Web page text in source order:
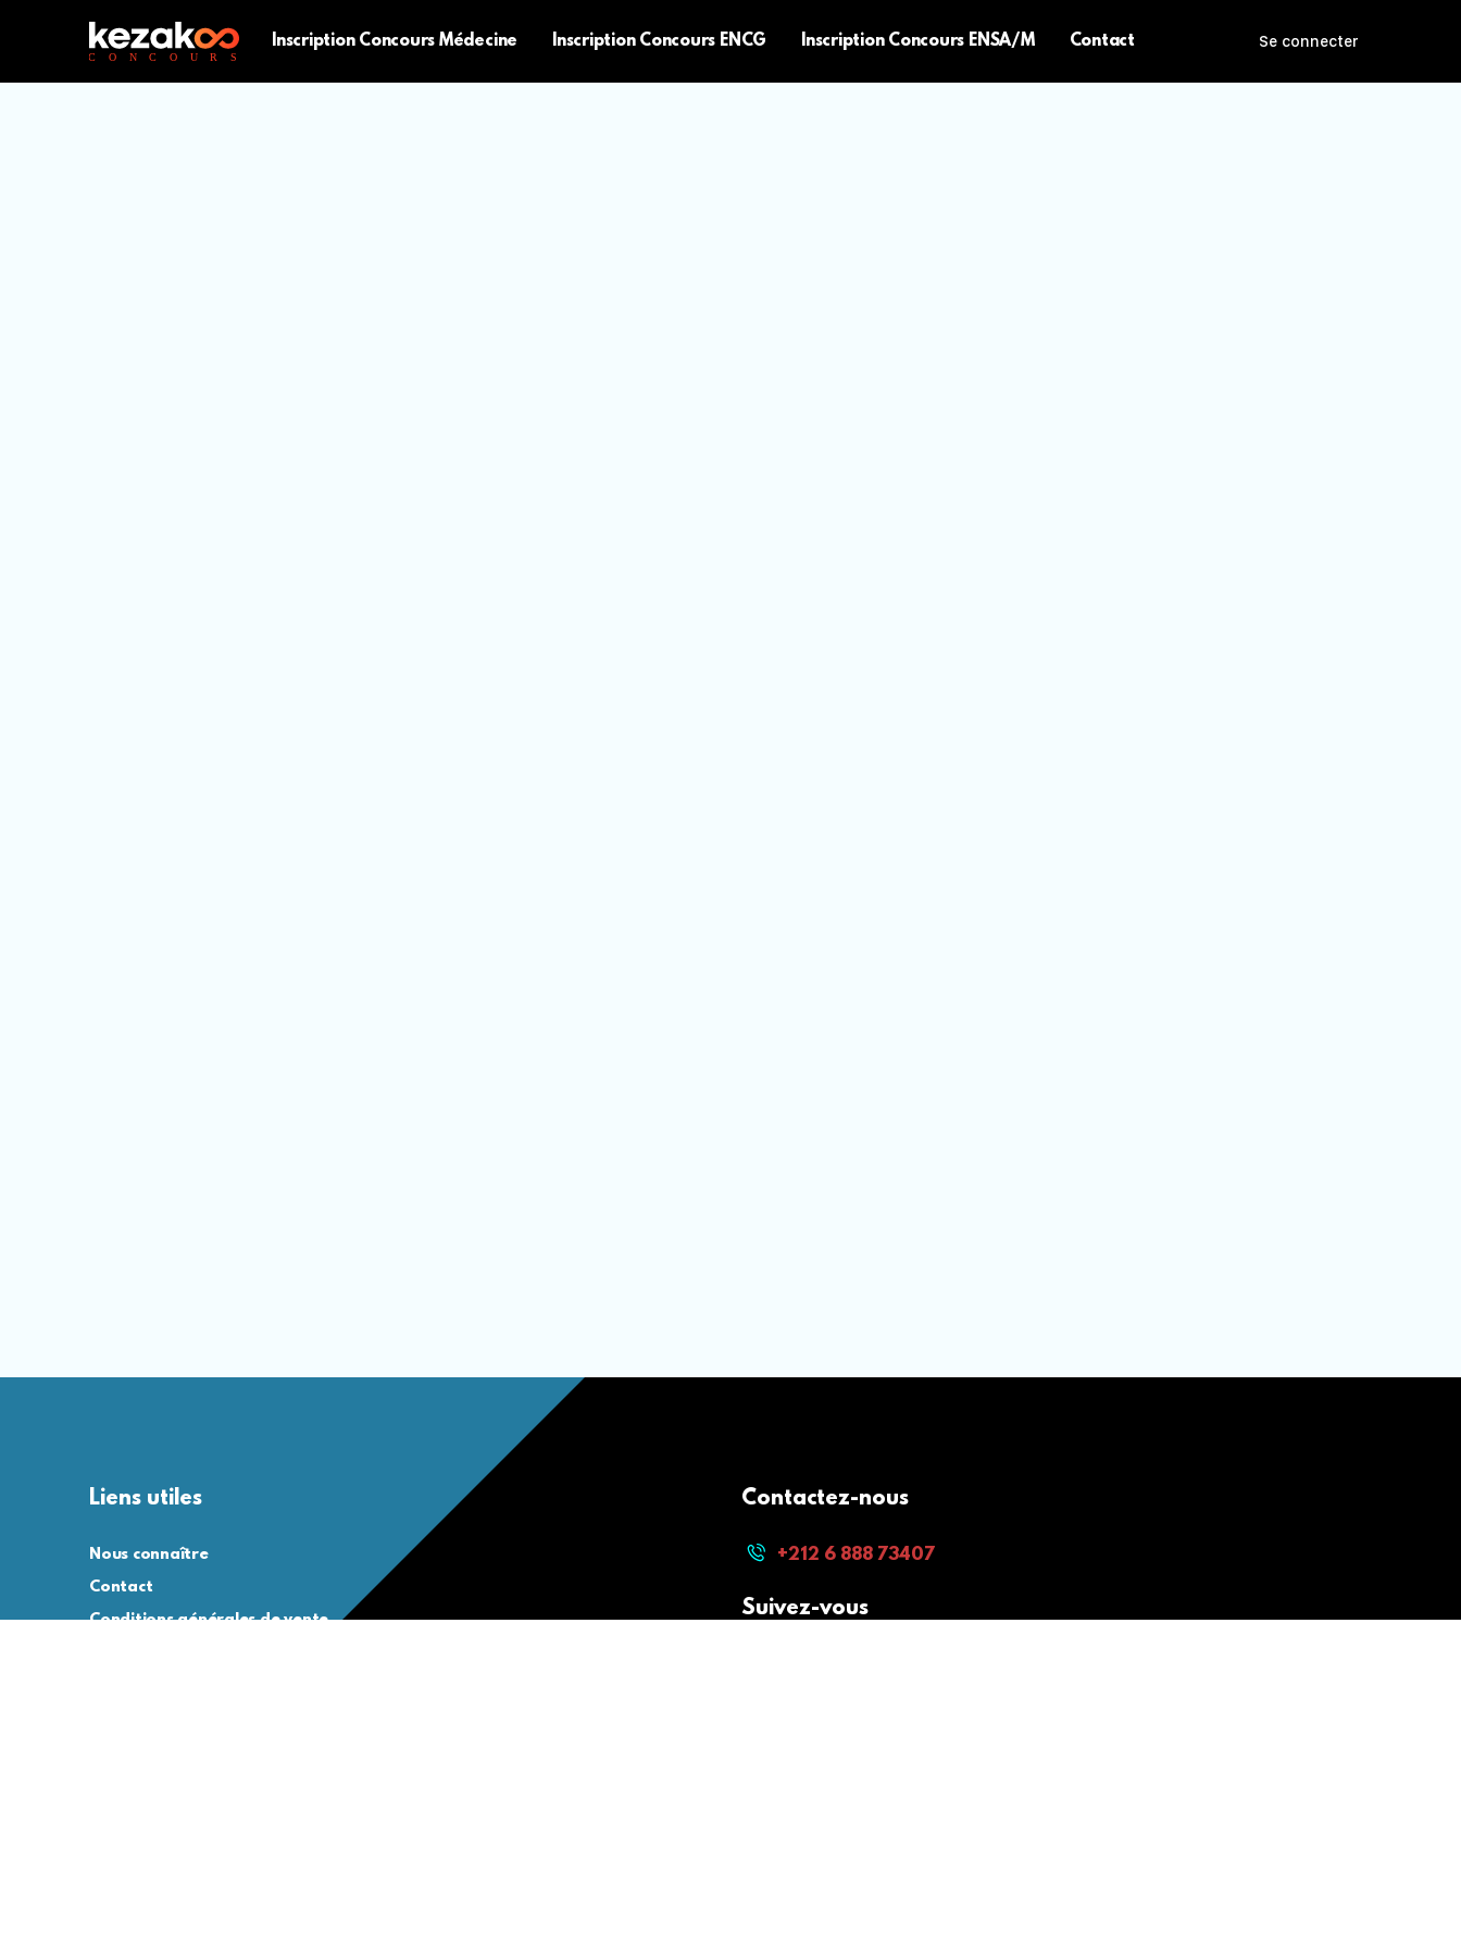
Inscription Concours Médecine Inscription Concours ENCG Inscription Concours ENSA/M Contact Se connecter
Liens utiles
Nous connaître
Contact
Conditions générales de vente
Contactez-nous
+212 6 888 73407
Suivez-vous